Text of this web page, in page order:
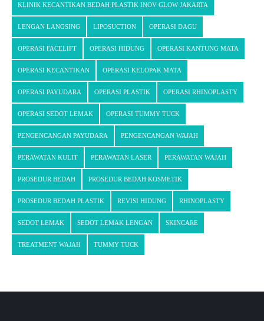
KLINIK KECANTIKAN BEDAH PLASTIK INOV GLOW JAKARTA
LENGAN LANGSING LIPOSUCTION OPERASI DAGU
OPERASI FACELIFT OPERASI HIDUNG OPERASI KANTUNG MATA
OPERASI KECANTIKAN OPERASI KELOPAK MATA
OPERASI PAYUDARA OPERASI PLASTIK OPERASI RHINOPLASTY
OPERASI SEDOT LEMAK OPERASI TUMMY TUCK
PENGENCANGAN PAYUDARA PENGENCANGAN WAJAH
PERAWATAN KULIT PERAWATAN LASER PERAWATAN WAJAH
PROSEDUR BEDAH PROSEDUR BEDAH KOSMETIK
PROSEDUR BEDAH PLASTIK REVISI HIDUNG RHINOPLASTY
SEDOT LEMAK SEDOT LEMAK LENGAN SKINCARE
TREATMENT WAJAH TUMMY TUCK